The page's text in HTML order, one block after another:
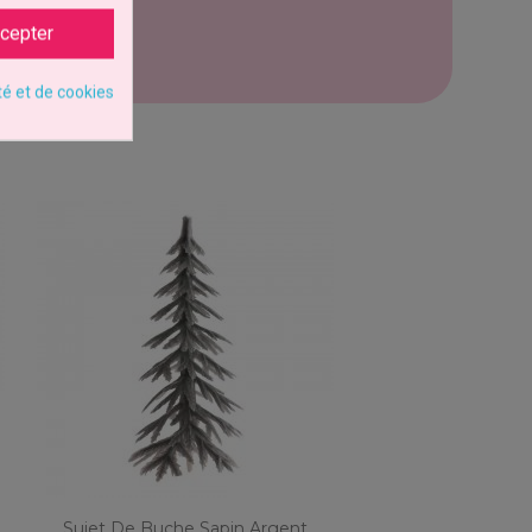
et de cookies